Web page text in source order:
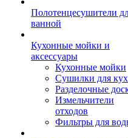
Полотенцесушители
ванной
Кухонные мойки и
аксессуары
Кухонные мойки
Сушилки для
Разделочные
Измельчители
отходов
Фильтры для